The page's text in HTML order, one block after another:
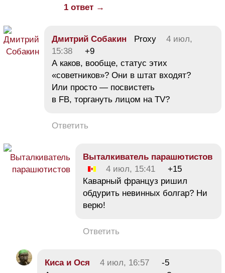
1 ответ →
Дмитрий Собакин Proxy
4 июл,
15:38
+9
А каков, вообще, статус этих
«советников»? Они в штат входят?
Или просто — посвистеть
в FB, торгануть лицом на TV?
Ответить
Bыталкиватель парашютистов
4 июл, 15:41
+15
Каварный француз ришил
обдурить невинных болгар? Ни
верю!
Ответить
Киса и Ося 4 июл, 16:57
-5